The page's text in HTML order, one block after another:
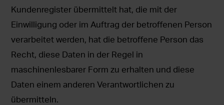
Kundenregister übermittelt hat, die mit der
Einwilligung oder im Auftrag der betroffenen Person
verarbeitet werden, hat die betroffene Person das
Recht, diese Daten in der Regel in
maschinenlesbarer Form zu erhalten und diese
Daten einem anderen Verantwortlichen zu
übermitteln.